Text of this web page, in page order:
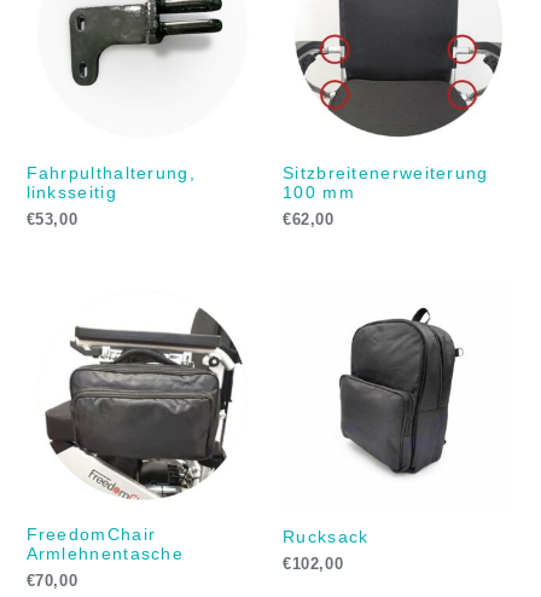
Fahrpulthalterung,
linksseitig
€53,00
Sitzbreitenerweiterung
100 mm
€62,00
FreedomChair
Armlehnentasche
€70,00
Rucksack
€102,00